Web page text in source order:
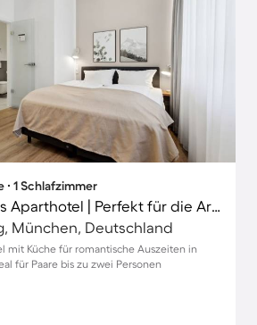
∙ 1 Schlafzimmer
Wunderschönes Aparthotel | Perfekt für die Arbeit von Zuhause
München, Deutschland
mit Küche für romantische Auszeiten in
für Paare bis zu zwei Personen